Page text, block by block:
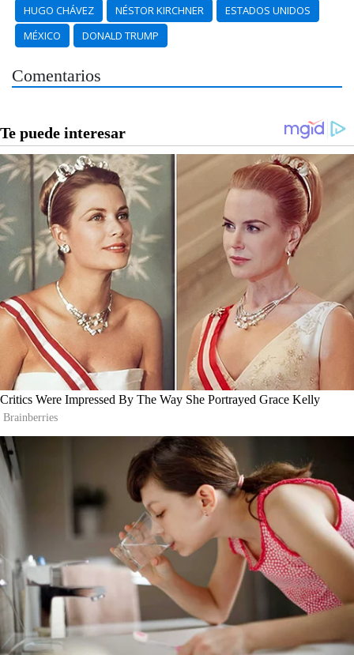
HUGO CHÁVEZ NÉSTOR KIRCHNER
ESTADOS UNIDOS
MÉXICO
DONALD TRUMP
Comentarios